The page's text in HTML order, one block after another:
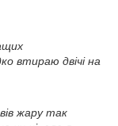
втираю двічі на
жару так